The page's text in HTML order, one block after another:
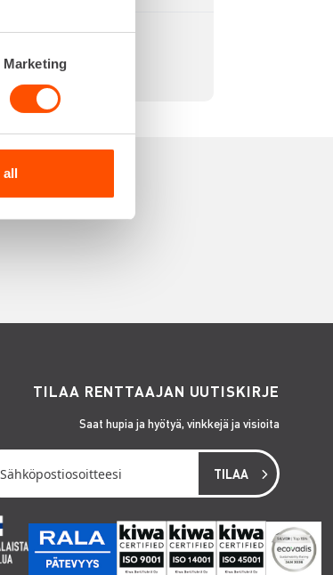
Marketing
all
TILAA RENTTAAJAN UUTISKIRJE
Saat hupia ja hyötyä, vinkkejä ja visioita